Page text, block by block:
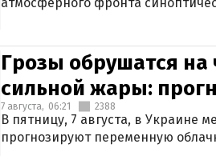
Грозы обрушатся на
сильной жары:
7 августа, 06:21 2388
В пятницу, 7 августа, в Украине
прогнозируют переменную